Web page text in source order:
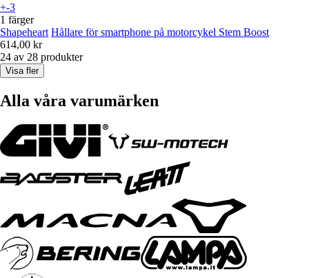
+-3
1 färger
Shapeheart Hållare för smartphone på motorcykel Stem Boost
614,00 kr
24 av 28 produkter
Visa fler
Alla våra varumärken